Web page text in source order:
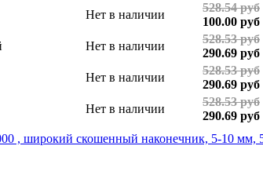
Нет в наличии
528.54 руб
100.00 руб
Нет в наличии
528.53 руб
290.69 руб
Нет в наличии
528.53 руб
290.69 руб
Нет в наличии
528.53 руб
290.69 руб
, широкий скошенный наконечник, 5-10 мм,